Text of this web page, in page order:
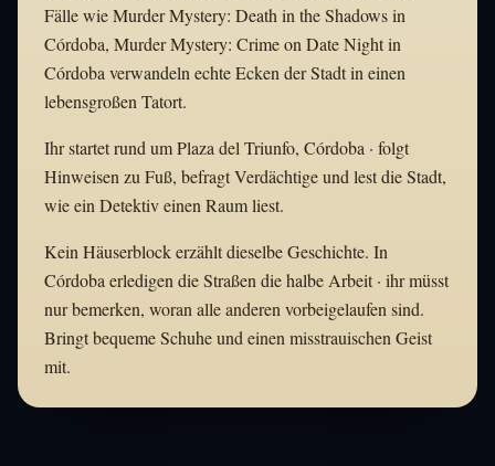
Fälle wie Murder Mystery: Death in the Shadows in
Córdoba, Murder Mystery: Crime on Date Night in
Córdoba verwandeln echte Ecken der Stadt in einen
lebensgroßen Tatort.
Ihr startet rund um Plaza del Triunfo, Córdoba · folgt
Hinweisen zu Fuß, befragt Verdächtige und lest die Stadt,
wie ein Detektiv einen Raum liest.
Kein Häuserblock erzählt dieselbe Geschichte. In
Córdoba erledigen die Straßen die halbe Arbeit · ihr müsst
nur bemerken, woran alle anderen vorbeigelaufen sind.
Bringt bequeme Schuhe und einen misstrauischen Geist
mit.